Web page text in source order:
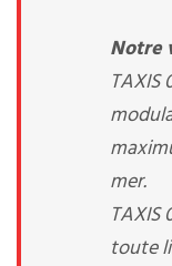
Notre
mer.
toute